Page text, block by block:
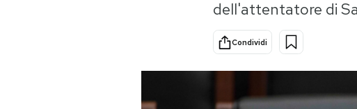
Ok Boomer!
Altrecose
dell'attentatore di
Condividi